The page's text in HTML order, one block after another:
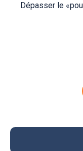
Dépasser le